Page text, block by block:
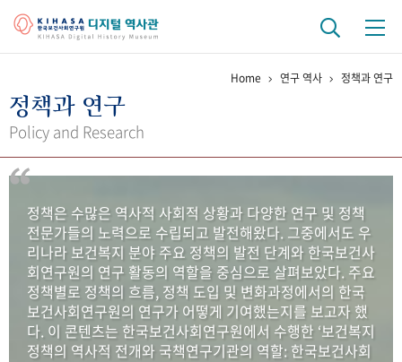
걸어온 길 기관 변천사
연구 역사
정책과 연구 키워드로 보는 연구 역사
연구자들
간행물 변천사
기록물 아카이브
사진 아카이브 문서 기록물 행정박물 영상 기록물
Home 연구 역사 정책과 연구
정책과 연구
Policy and Research
정책은 수많은 역사적 사회적 상황과 다양한 연구 및 정책
전문가들의 노력으로 수립되고 발전해왔다. 그중에서도 우
리나라 보건복지 분야 주요 정책의 발전 단계와 한국보건사
회연구원의 연구 활동의 역할을 중심으로 살펴보았다. 주요
정책별로 정책의 흐름, 정책 도입 및 변화과정에서의 한국
보건사회연구원의 연구가 어떻게 기여했는지를 보고자 했
다. 이 콘텐츠는 한국보건사회연구원에서 수행한 ‘보건복지
정책의 역사적 전개와 국책연구기관의 역할: 한국보건사회